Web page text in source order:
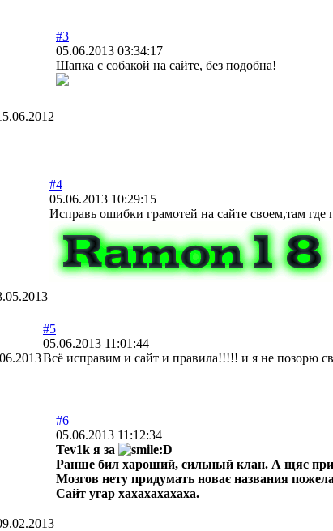
#3
05.06.2013 03:34:17
Шапка с собакой на сайте, без подобна!
#4
05.06.2013 10:29:15
Исправь ошибки грамотей на сайте своем,там где
#5
05.06.2013 11:01:44
Всё исправим и сайт и правила!!!!! и я не позорю
#6
05.06.2013 11:12:34
Tev1k я за
Ранше бил хароший, сильный клан. А щяс
Мозгов нету придумать новає названия
Сайт угар хахахахахаха.